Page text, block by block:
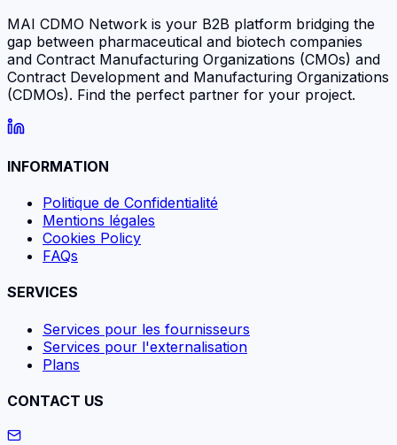
MAI CDMO Network is your B2B platform bridging the
gap between pharmaceutical and biotech companies
and Contract Manufacturing Organizations (CMOs) and
Contract Development and Manufacturing Organizations
(CDMOs). Find the perfect partner for your project.
INFORMATION
Politique de Confidentialité
Mentions légales
Cookies Policy
FAQs
SERVICES
Services pour les fournisseurs
Services pour l'externalisation
Plans
CONTACT US